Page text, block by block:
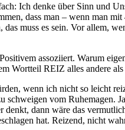
Ich denke über Sinn und
dass man – wenn man
muss es sein. Vor allem,
assoziiert. Warum
Wortteil REIZ alles andere
wenn ich nicht so leicht
vom Ruhemagen.
dann wäre das
hat. Reizend, nicht